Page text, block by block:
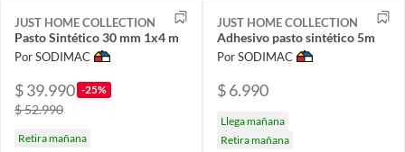
JUST HOME COLLECTION
Pasto Sintético 30 mm 1x4 m
Por SODIMAC
$ 39.990 -25%
$ 52.990
Retira mañana
JUST HOME COLLECTION
Adhesivo pasto sintético 5m
Por SODIMAC
$ 6.990
Llega mañana
Retira mañana